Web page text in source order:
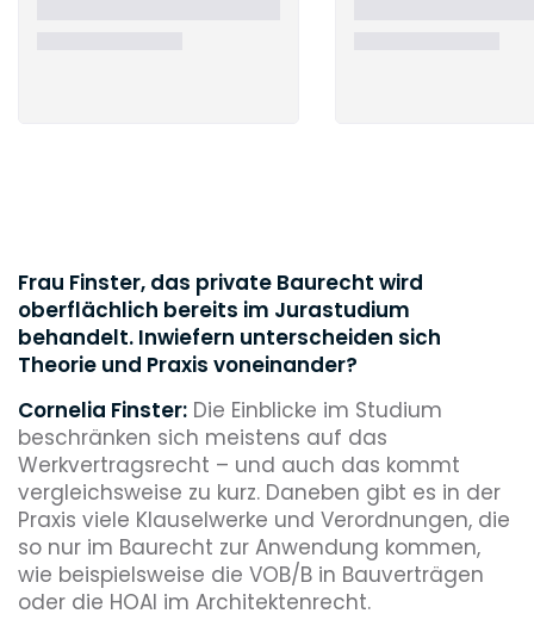
Frau Finster, das private Baurecht wird
oberflächlich bereits im Jurastudium
behandelt. Inwiefern unterscheiden sich
Theorie und Praxis voneinander?
Cornelia Finster: Die Einblicke im Studium
beschränken sich meistens auf das
Werkvertragsrecht – und auch das kommt
vergleichsweise zu kurz. Daneben gibt es in der
Praxis viele Klauselwerke und Verordnungen, die
so nur im Baurecht zur Anwendung kommen,
wie beispielsweise die VOB/B in Bauverträgen
oder die HOAI im Architektenrecht.